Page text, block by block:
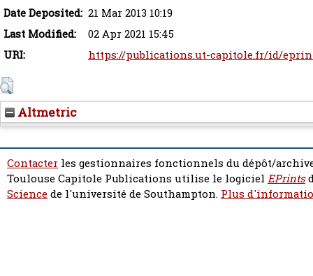
Date Deposited: 21 Mar 2013 10:19
Last Modified:
02 Apr 2021 15:45
URI:
https://publications.ut-capitole.fr/id/
Altmetric
Contacter les gestionnaires fonctionnels du dépôt/
Toulouse Capitole Publications utilise le logiciel EPrints
Sciencede l'université de Southampton. Plus